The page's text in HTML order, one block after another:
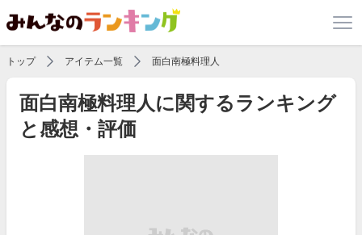
トップ アイテム一覧 面白南極料理人
面白南極料理人に関するランキング
と感想・評価